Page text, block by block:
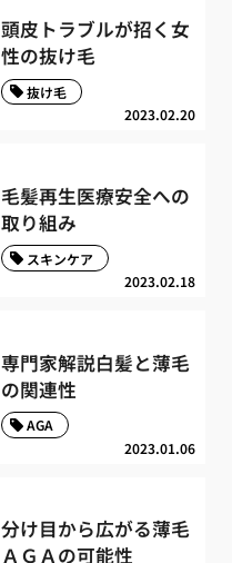
頭皮トラブルが招く女
性の抜け毛
2023.02.20
抜け毛
毛髪再生医療安全への
取り組み
2023.02.18
スキンケア
専門家解説白髪と薄毛
の関連性
2023.01.06
AGA
分け目から広がる薄毛
ＡＧＡの可能性